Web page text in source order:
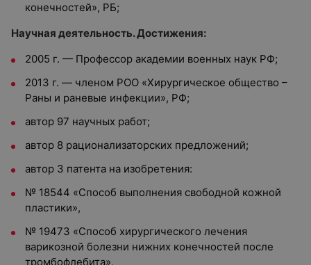
конечностей», РБ;
Научная деятельность. Достижения:
2005 г. — Профессор академии военных наук РФ;
2013 г. — членом РОО «Хирургическое общество –
Раны и раневые инфекции», РФ;
автор 97 научных работ;
автор 8 рационализаторских предложений;
автор 3 патента на изобретения:
№ 18544 «Способ выполнения свободной кожной
пластики»,
№ 19473 «Способ хирургического лечения
варикозной болезни нижних конечностей после
тромбофлебита»,